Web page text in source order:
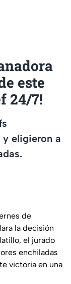
este
24/7!
y eligieron a
de
la decisión
el jurado
enchiladas
victoria en una